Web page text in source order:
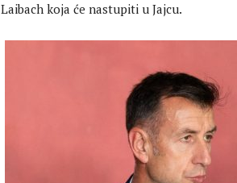
Laibach koja će nastupiti u Jajcu.